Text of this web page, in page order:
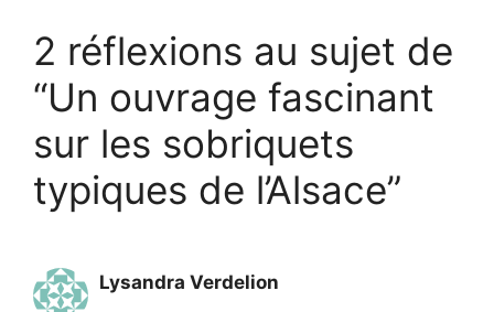
2 réflexions au sujet de
“Un ouvrage fascinant
sur les sobriquets
typiques de l’Alsace”
Lysandra Verdelion